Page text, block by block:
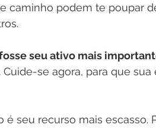
caminho podem te poupar
seu ativo mais
se agora, para que
é seu recurso mais escasso.